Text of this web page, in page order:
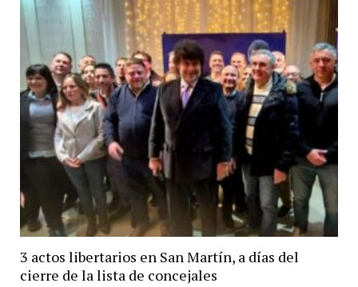
3 actos libertarios en San Martín, a días del
cierre de la lista de concejales